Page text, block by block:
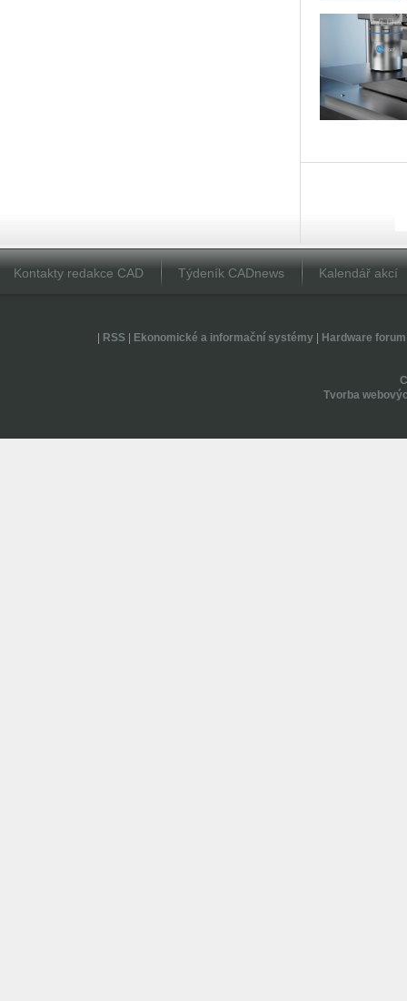
Kontakty redakce CAD Týdeník CADnews Kalendář akcí
RSS| Ekonomické a informační systémy| Hardware forum
Tvorba